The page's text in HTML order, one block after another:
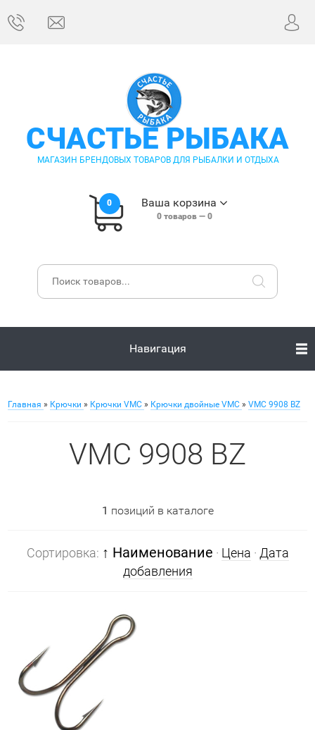
СЧАСТЬЕ РЫБАКА
МАГАЗИН БРЕНДОВЫХ ТОВАРОВ ДЛЯ РЫБАЛКИ И ОТДЫХА
0 Ваша корзина
0товаров — 0
Навигация
Главная » Крючки » Крючки VMC » Крючки двойные VMC » VMC 9908 BZ
VMC 9908 BZ
1 позиций в каталоге
Сортировка: ↑ Наименование · Цена · Дата
добавления